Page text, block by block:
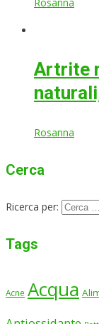
Artrite
Rosanna
Cerca
Ricerca per:
Tags
Acne Acqua